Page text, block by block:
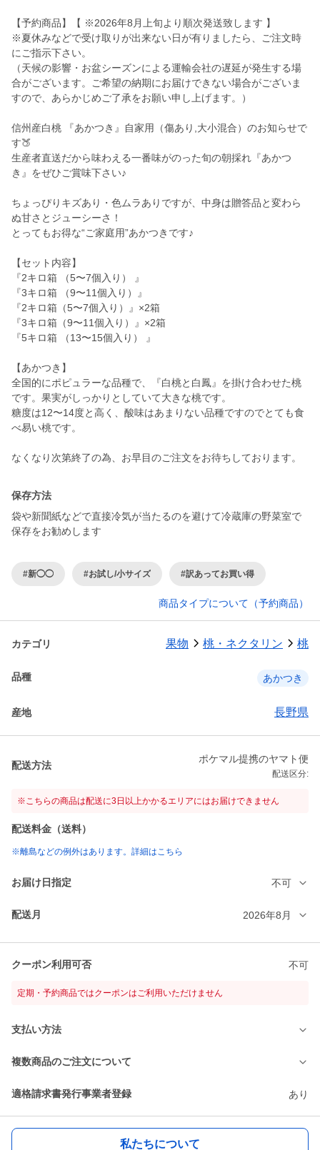
【予約商品】【 ※2026年8月上旬より順次発送致します 】
※夏休みなどで受け取りが出来ない日が有りましたら、ご注文時
にご指示下さい。
（天候の影響・お盆シーズンによる運輸会社の遅延が発生する場
合がございます。ご希望の納期にお届けできない場合がございま
すので、あらかじめご了承をお願い申し上げます。）
信州産白桃 『あかつき』自家用（傷あり,大小混合）のお知らせで
す🍑
生産者直送だから味わえる一番味がのった旬の朝採れ『あかつ
き』をぜひご賞味下さい♪
ちょっぴりキズあり・色ムラありですが、中身は贈答品と変わら
ぬ甘さとジューシーさ！
とってもお得な“ご家庭用”あかつきです♪
【セット内容】
『2キロ箱 （5〜7個入り） 』
『3キロ箱 （9〜11個入り）』
『2キロ箱（5〜7個入り）』×2箱
『3キロ箱（9〜11個入り）』×2箱
『5キロ箱 （13〜15個入り） 』
【あかつき】
全国的にポピュラーな品種で、『白桃と白鳳』を掛け合わせた桃
です。果実がしっかりとしていて大きな桃です。
糖度は12〜14度と高く、酸味はあまりない品種ですのでとても食
べ易い桃です。
保存方法
袋や新聞紙などで直接冷気が当たるのを避けて冷蔵庫の野菜室で
保存をお勧めします
#新◯◯ #お試し/小サイズ #訳あってお買い得
商品タイプについて（予約商品）
カテゴリ 果物 桃・ネクタリン 桃
品種 あかつき
産地 長野県
配送方法
ポケマル提携のヤマト便
配送区分:
※こちらの商品は配送に3日以上かかるエリアにはお届けできません
配送料金（送料）
※離島などの例外はあります。詳細はこちら
お届け日指定 不可
配送月 2026年8月
クーポン利用可否 不可
定期・予約商品ではクーポンはご利用いただけません
支払い方法
複数商品のご注文について
適格請求書発行事業者登録 あり
私たちについて